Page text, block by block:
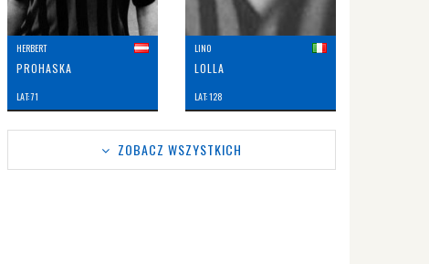
HERBERT
PROHASKA
LAT: 71
LINO
LOLLA
LAT: 128
ZOBACZ WSZYSTKICH